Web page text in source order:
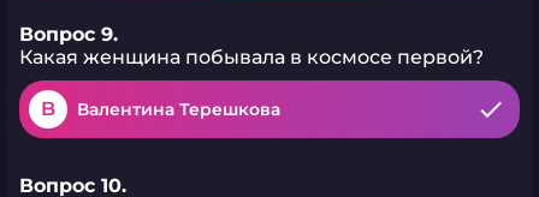
Вопрос 9.
Какая женщина побывала в космосе первой?
B Валентина Терешкова
Вопрос 10.